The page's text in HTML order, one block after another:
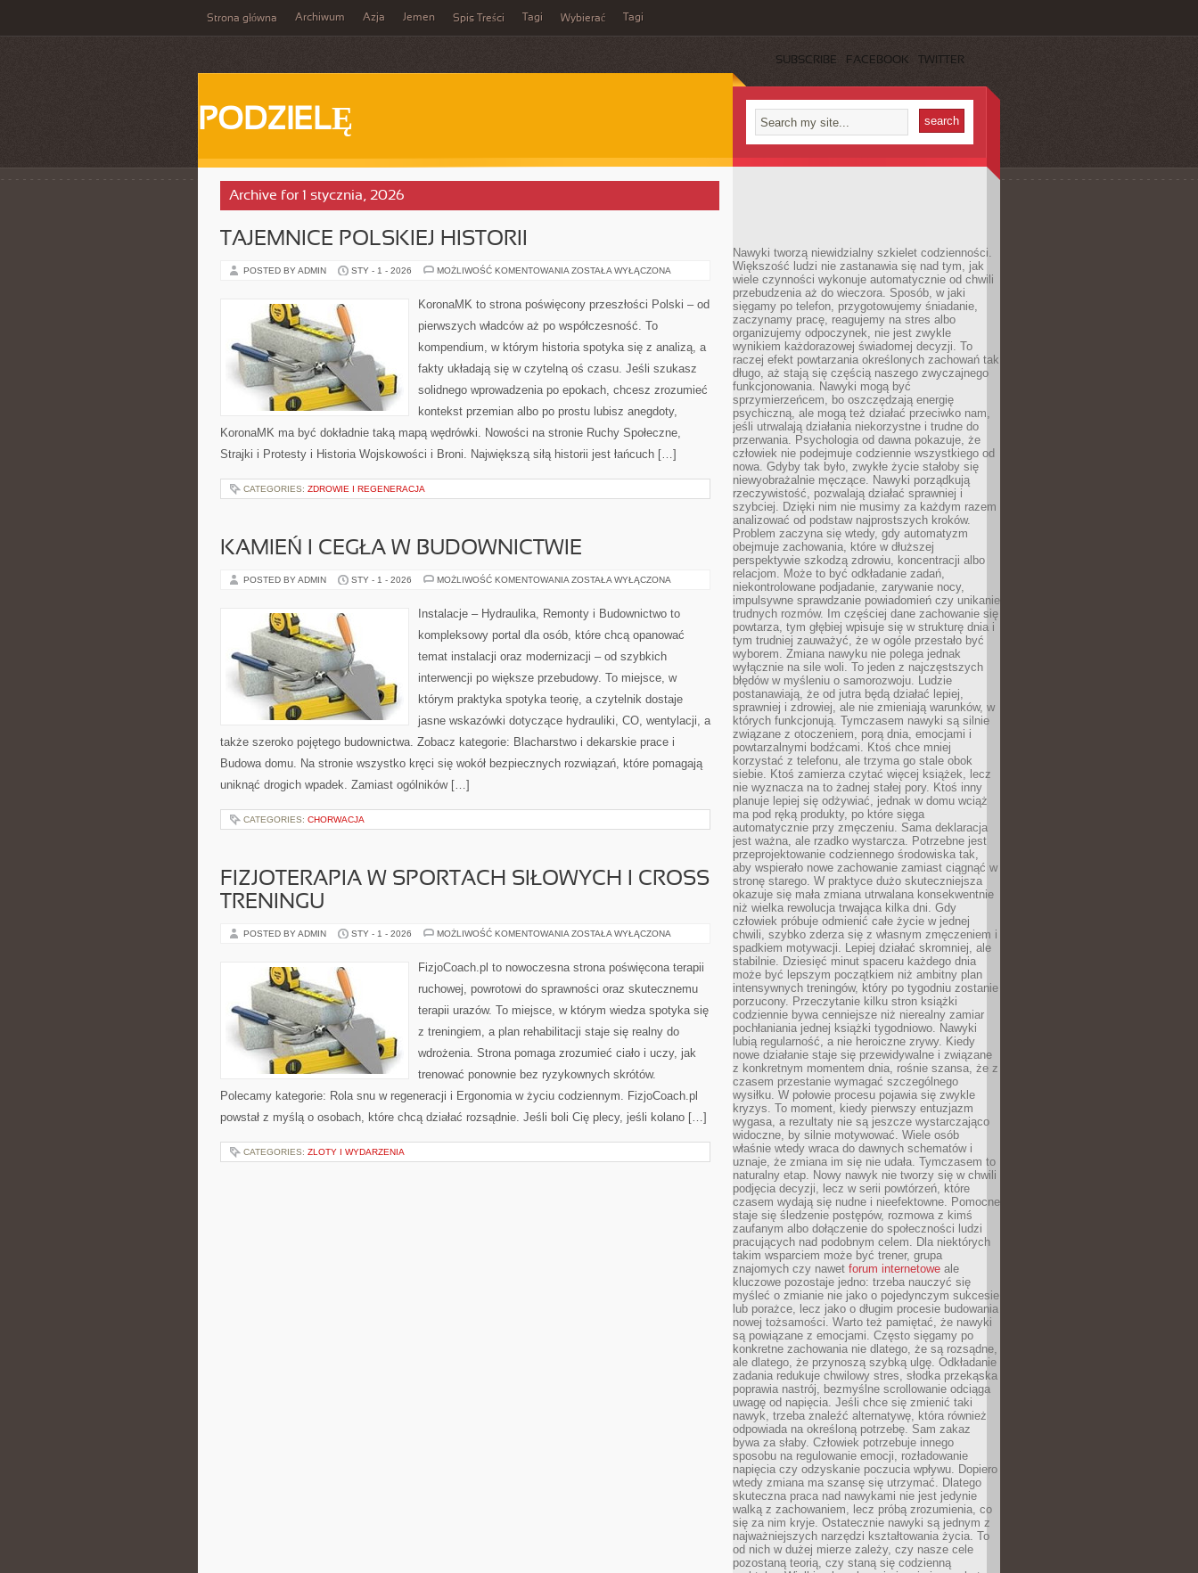
Strona główna Archiwum Azja Jemen Spis Treści Tagi Wybierać Tagi
SUBSCRIBE FACEBOOK TWITTER
PODZIELĘ
Archive for 1 stycznia, 2026
TAJEMNICE POLSKIEJ HISTORII
POSTED BY ADMIN STY - 1 - 2026 MOŻLIWOŚĆ KOMENTOWANIA TAJEMNICE
ZOSTAŁA WYŁĄCZONA
KoronaMK to strona poświęcony przeszłości Polski – od
pierwszych władców aż po współczesność. To
kompendium, w którym historia spotyka się z analizą, a
fakty układają się w czytelną oś czasu. Jeśli szukasz
solidnego wprowadzenia po epokach, chcesz zrozumieć
kontekst przemian albo po prostu lubisz anegdoty,
KoronaMK ma być dokładnie taką mapą wędrówki. Nowości na stronie Ruchy Społeczne,
Strajki i Protesty i Historia Wojskowości i Broni. Największą siłą historii jest łańcuch […]
CATEGORIES: ZDROWIE I REGENERACJA
KAMIEŃ I CEGŁA W BUDOWNICTWIE
POSTED BY ADMIN STY - 1 - 2026 MOŻLIWOŚĆ KOMENTOWANIA KAMIEŃ
BUDOWNICTWIE
ZOSTAŁA WYŁĄCZONA
Instalacje – Hydraulika, Remonty i Budownictwo to
kompleksowy portal dla osób, które chcą opanować
temat instalacji oraz modernizacji – od szybkich
interwencji po większe przebudowy. To miejsce, w
którym praktyka spotyka teorię, a czytelnik dostaje
jasne wskazówki dotyczące hydrauliki, CO, wentylacji, a
także szeroko pojętego budownictwa. Zobacz kategorie: Blacharstwo i dekarskie prace i
Budowa domu. Na stronie wszystko kręci się wokół bezpiecznych rozwiązań, które pomagają
uniknąć drogich wpadek. Zamiast ogólników […]
CATEGORIES: CHORWACJA
FIZJOTERAPIA W SPORTACH SIŁOWYCH I CROSS
TRENINGU
POSTED BY ADMIN STY - 1 - 2026 MOŻLIWOŚĆ KOMENTOWANIA FIZJOTERAPIA
SIŁOWYCH
TRENINGU
ZOSTAŁA WYŁĄCZONA
FizjoCoach.pl to nowoczesna strona poświęcona terapii
ruchowej, powrotowi do sprawności oraz skutecznemu
terapii urazów. To miejsce, w którym wiedza spotyka się
z treningiem, a plan rehabilitacji staje się realny do
wdrożenia. Strona pomaga zrozumieć ciało i uczy, jak
trenować ponownie bez ryzykownych skrótów.
Polecamy kategorie: Rola snu w regeneracji i Ergonomia w życiu codziennym. FizjoCoach.pl
powstał z myślą o osobach, które chcą działać rozsądnie. Jeśli boli Cię plecy, jeśli kolano […]
CATEGORIES: ZLOTY I WYDARZENIA
Nawyki tworzą niewidzialny szkielet codzienności.
Większość ludzi nie zastanawia się nad tym, jak
wiele czynności wykonuje automatycznie od chwili
przebudzenia aż do wieczora. Sposób, w jaki
sięgamy po telefon, przygotowujemy śniadanie,
zaczynamy pracę, reagujemy na stres albo
organizujemy odpoczynek, nie jest zwykle
wynikiem każdorazowej świadomej decyzji. To
raczej efekt powtarzania określonych zachowań tak
długo, aż stają się częścią naszego zwyczajnego
funkcjonowania. Nawyki mogą być
sprzymierzeńcem, bo oszczędzają energię
psychiczną, ale mogą też działać przeciwko nam,
jeśli utrwalają działania niekorzystne i trudne do
przerwania. Psychologia od dawna pokazuje, że
człowiek nie podejmuje codziennie wszystkiego od
nowa. Gdyby tak było, zwykłe życie stałoby się
niewyobrażalnie męczące. Nawyki porządkują
rzeczywistość, pozwalają działać sprawniej i
szybciej. Dzięki nim nie musimy za każdym razem
analizować od podstaw najprostszych kroków.
Problem zaczyna się wtedy, gdy automatyzm
obejmuje zachowania, które w dłuższej
perspektywie szkodzą zdrowiu, koncentracji albo
relacjom. Może to być odkładanie zadań,
niekontrolowane podjadanie, zarywanie nocy,
impulsywne sprawdzanie powiadomień czy unikanie
trudnych rozmów. Im częściej dane zachowanie się
powtarza, tym głębiej wpisuje się w strukturę dnia i
tym trudniej zauważyć, że w ogóle przestało być
wyborem. Zmiana nawyku nie polega jednak
wyłącznie na sile woli. To jeden z najczęstszych
błędów w myśleniu o samorozwoju. Ludzie
postanawiają, że od jutra będą działać lepiej,
sprawniej i zdrowiej, ale nie zmieniają warunków, w
których funkcjonują. Tymczasem nawyki są silnie
związane z otoczeniem, porą dnia, emocjami i
powtarzalnymi bodźcami. Ktoś chce mniej
korzystać z telefonu, ale trzyma go stale obok
siebie. Ktoś zamierza czytać więcej książek, lecz
nie wyznacza na to żadnej stałej pory. Ktoś inny
planuje lepiej się odżywiać, jednak w domu wciąż
ma pod ręką produkty, po które sięga
automatycznie przy zmęczeniu. Sama deklaracja
jest ważna, ale rzadko wystarcza. Potrzebne jest
przeprojektowanie codziennego środowiska tak,
aby wspierało nowe zachowanie zamiast ciągnąć w
stronę starego. W praktyce dużo skuteczniejsza
okazuje się mała zmiana utrwalana konsekwentnie
niż wielka rewolucja trwająca kilka dni. Gdy
człowiek próbuje odmienić całe życie w jednej
chwili, szybko zderza się z własnym zmęczeniem i
spadkiem motywacji. Lepiej działać skromniej, ale
stabilnie. Dziesięć minut spaceru każdego dnia
może być lepszym początkiem niż ambitny plan
intensywnych treningów, który po tygodniu zostanie
porzucony. Przeczytanie kilku stron książki
codziennie bywa cenniejsze niż nierealny zamiar
pochłaniania jednej książki tygodniowo. Nawyki
lubią regularność, a nie heroiczne zrywy. Kiedy
nowe działanie staje się przewidywalne i związane
z konkretnym momentem dnia, rośnie szansa, że z
czasem przestanie wymagać szczególnego
wysiłku. W połowie procesu pojawia się zwykle
kryzys. To moment, kiedy pierwszy entuzjazm
wygasa, a rezultaty nie są jeszcze wystarczająco
widoczne, by silnie motywować. Wiele osób
właśnie wtedy wraca do dawnych schematów i
uznaje, że zmiana im się nie udała. Tymczasem to
naturalny etap. Nowy nawyk nie tworzy się w chwili
podjęcia decyzji, lecz w serii powtórzeń, które
czasem wydają się nudne i nieefektowne. Pomocne
staje się śledzenie postępów, rozmowa z kimś
zaufanym albo dołączenie do społeczności ludzi
pracujących nad podobnym celem. Dla niektórych
takim wsparciem może być trener, grupa
znajomych czy nawet forum internetowe ale
kluczowe pozostaje jedno: trzeba nauczyć się
myśleć o zmianie nie jako o pojedynczym sukcesie
lub porażce, lecz jako o długim procesie budowania
nowej tożsamości. Warto też pamiętać, że nawyki
są powiązane z emocjami. Często sięgamy po
konkretne zachowania nie dlatego, że są rozsądne,
ale dlatego, że przynoszą szybką ulgę. Odkładanie
zadania redukuje chwilowy stres, słodka przekąska
poprawia nastrój, bezmyślne scrollowanie odciąga
uwagę od napięcia. Jeśli chce się zmienić taki
nawyk, trzeba znaleźć alternatywę, która również
odpowiada na określoną potrzebę. Sam zakaz
bywa za słaby. Człowiek potrzebuje innego
sposobu na regulowanie emocji, rozładowanie
napięcia czy odzyskanie poczucia wpływu. Dopiero
wtedy zmiana ma szansę się utrzymać. Dlatego
skuteczna praca nad nawykami nie jest jedynie
walką z zachowaniem, lecz próbą zrozumienia, co
się za nim kryje. Ostatecznie nawyki są jednym z
najważniejszych narzędzi kształtowania życia. To
od nich w dużej mierze zależy, czy nasze cele
pozostaną teorią, czy staną się codzienną